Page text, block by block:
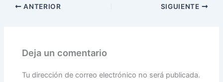
ANTERIOR SIGUIENTE
Deja un comentario
Tu dirección de correo electrónico no será publicada.